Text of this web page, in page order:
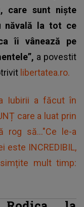
care sunt nişte
năvală la tot ce
îi vânează pe
a povestit
libertatea.ro.
Iubirii a făcut în
care a luat prin
rog să..."Ce le-a
INCREDIBIL,
mult timp: